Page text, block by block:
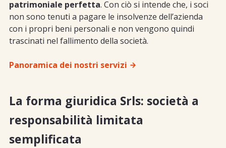
patrimoniale perfetta. Con ciò si intende che, i soci
non sono tenuti a pagare le insolvenze dell’azienda
con i propri beni personali e non vengono quindi
trascinati nel fallimento della società.
Panoramica dei nostri servizi
La forma giuridica Srls: società a
responsabilità limitata
semplificata